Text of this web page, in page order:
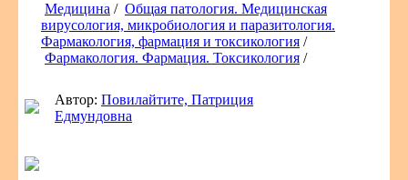
Медицина / Общая патология. Медицинская
вирусология, микробиология и паразитология.
Фармакология, фармация и токсикология /
Фармакология. Фармация. Токсикология /
Автор:Повилайтите, Патриция
Едмундовна